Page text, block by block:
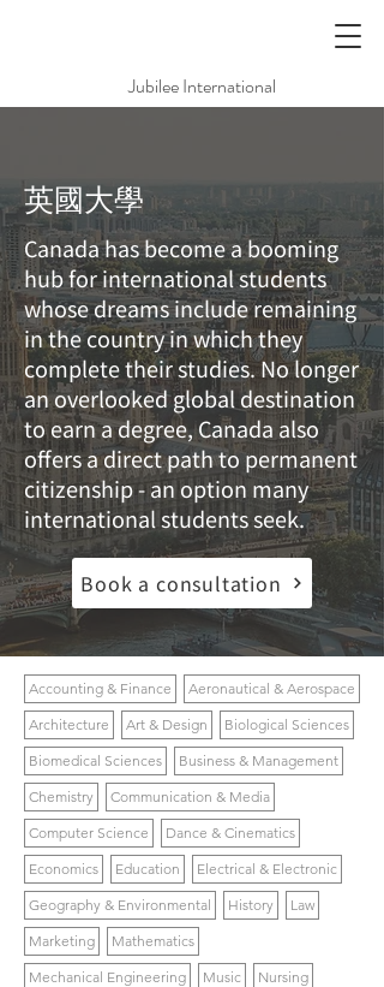
Jubilee International
英國大學
Canada has become a booming
hub for international students
whose dreams include remaining
in the country in which they
complete their studies. No longer
an overlooked global destination
to earn a degree, Canada also
offers a direct path to permanent
citizenship - an option many
international students seek.
Book a consultation
Accounting & Finance
Aeronautical & Aerospace
Architecture
Art & Design
Biological Sciences
Biomedical Sciences
Business & Management
Chemistry
Communication & Media
Computer Science
Dance & Cinematics
Economics
Education
Electrical & Electronic
Geography & Environmental
History
Law
Marketing
Mathematics
Mechanical Engineering
Music
Nursing